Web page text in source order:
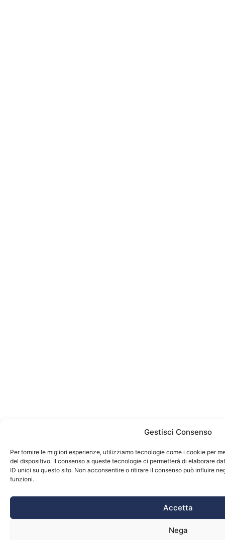
Gestisci Consenso
Per fornire le migliori esperienze, utilizziamo tecnologie come i cookie per
del dispositivo. Il consenso a queste tecnologie ci permetterà di elaborare
ID unici su questo sito. Non acconsentire o ritirare il consenso può influire
funzioni.
Accetta
Nega